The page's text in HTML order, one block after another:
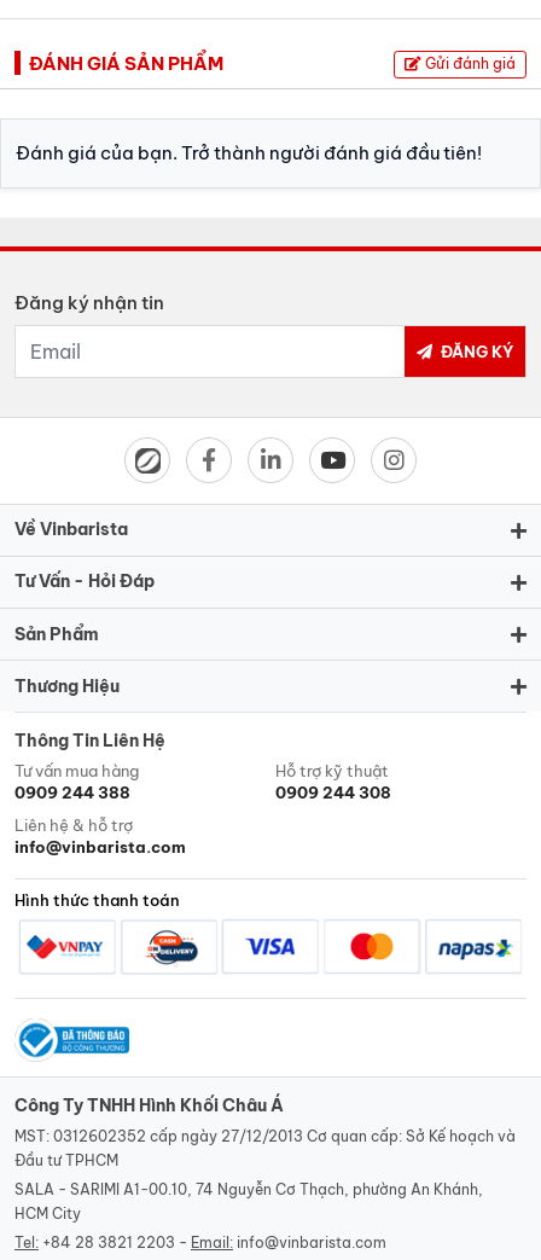
ĐÁNH GIÁ SẢN PHẨM Gửi đánh giá
Đánh giá của bạn. Trở thành người đánh giá đầu tiên!
Đăng ký nhận tin
ĐĂNG KÝ
Về Vinbarista
Tư Vấn - Hỏi Đáp
Sản Phẩm
Thương Hiệu
Thông Tin Liên Hệ
Tư vấn mua hàng
0909 244 388
Hỗ trợ kỹ thuật
0909 244 308
Liên hệ & hỗ trợ
info@vinbarista.com
Hình thức thanh toán
Công Ty TNHH Hình Khối Châu Á
MST: 0312602352 cấp ngày 27/12/2013 Cơ quan cấp: Sở Kế hoạch và
Đầu tư TPHCM
SALA - SARIMI A1-00.10, 74 Nguyễn Cơ Thạch, phường An Khánh,
HCM City
Tel: +84 28 3821 2203 - Email: info@vinbarista.com